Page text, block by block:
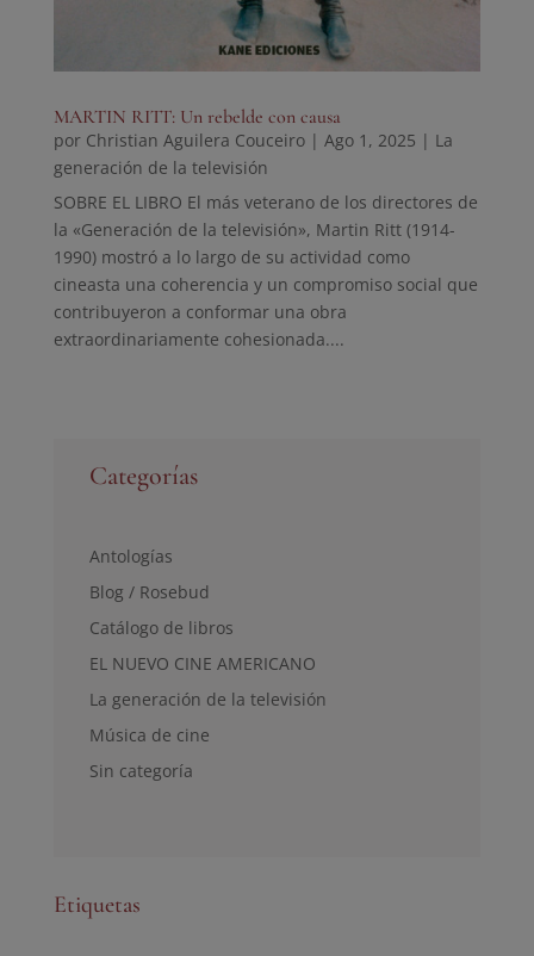
MARTIN RITT: Un rebelde con causa
por Christian Aguilera Couceiro| Ago 1, 2025 | La
generación de la televisión
SOBRE EL LIBRO El más veterano de los directores de
la «Generación de la televisión», Martin Ritt (1914-
1990) mostró a lo largo de su actividad como
cineasta una coherencia y un compromiso social que
contribuyeron a conformar una obra
extraordinariamente cohesionada....
Categorías
Antologías
Blog / Rosebud
Catálogo de libros
EL NUEVO CINE AMERICANO
La generación de la televisión
Música de cine
Sin categoría
Etiquetas